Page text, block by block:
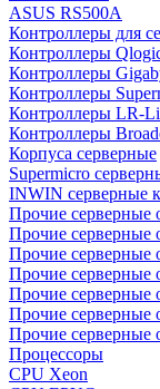
ASUS RS500A
Контроллеры для
Контроллеры
Контроллеры
Контроллеры
Контроллеры LR-
Контроллеры
Корпуса серверные
Supermicro
INWIN серверные
Прочие серверные
Прочие серверные
Прочие серверные
Прочие серверные
Прочие серверные
Прочие серверные
Прочие
Процессоры
CPU Xeon